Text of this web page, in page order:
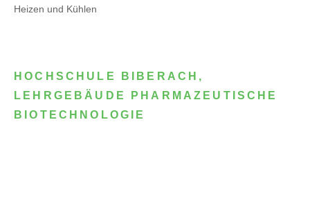
Heizen und Kühlen
HOCHSCHULE BIBERACH,
LEHRGEBÄUDE PHARMAZEUTISCHE
BIOTECHNOLOGIE